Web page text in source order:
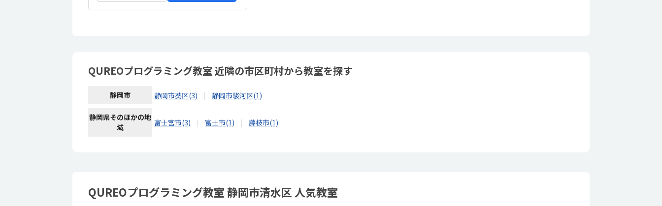
QUREOプログラミング教室 近隣の市区町村から教室を探す
静岡市 静岡市葵区(3) 静岡市駿河区(1)
静岡県そのほかの地
域
富士宮市(3) 富士市(1) 藤枝市(1)
QUREOプログラミング教室 静岡市清水区 人気教室